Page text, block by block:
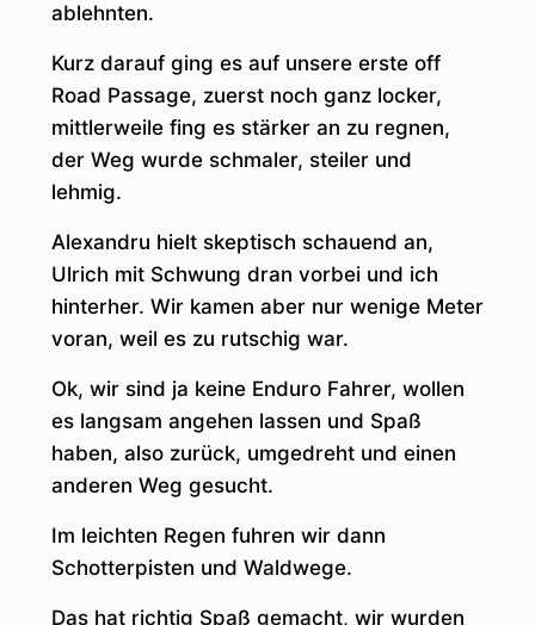
ablehnten.
Kurz darauf ging es auf unsere erste off
Road Passage, zuerst noch ganz locker,
mittlerweile fing es stärker an zu regnen,
der Weg wurde schmaler, steiler und
lehmig.
Alexandru hielt skeptisch schauend an,
Ulrich mit Schwung dran vorbei und ich
hinterher. Wir kamen aber nur wenige Meter
voran, weil es zu rutschig war.
Ok, wir sind ja keine Enduro Fahrer, wollen
es langsam angehen lassen und Spaß
haben, also zurück, umgedreht und einen
anderen Weg gesucht.
Im leichten Regen fuhren wir dann
Schotterpisten und Waldwege.
Das hat richtig Spaß gemacht, wir wurden